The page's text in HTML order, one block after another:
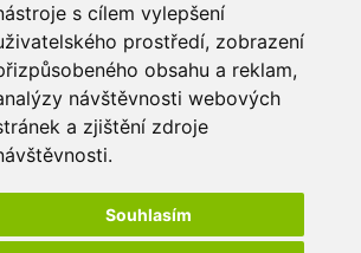
s cílem vylepšení
prostředí, zobrazení
obsahu a reklam,
návštěvnosti webových
a zjištění zdroje
Souhlasím
Kontakt
LU-MI servis s.r.o.
455/17, 568 02 Svitavy - Lačnov